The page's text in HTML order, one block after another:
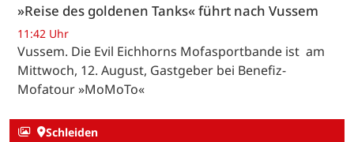
»Reise des goldenen Tanks« führt nach Vussem
11:42 Uhr
Vussem. Die Evil Eichhorns Mofasportbande ist am
Mittwoch, 12. August, Gastgeber bei Benefiz-
Mofatour »MoMoTo«
Schleiden